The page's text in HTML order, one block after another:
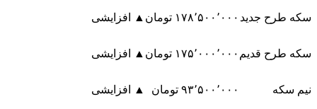
سکه طرح جدید ۱۷۸٬۵۰۰٬۰۰۰ تومان ▲ افزایشی
سکه طرح قدیم ۱۷۵٬۰۰۰٬۰۰۰ تومان ▲ افزایشی
نیم سکه ۹۳٬۵۰۰٬۰۰۰ تومان ▲ افزایشی